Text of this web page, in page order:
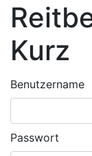
Kurz
Benutzername
Passwort